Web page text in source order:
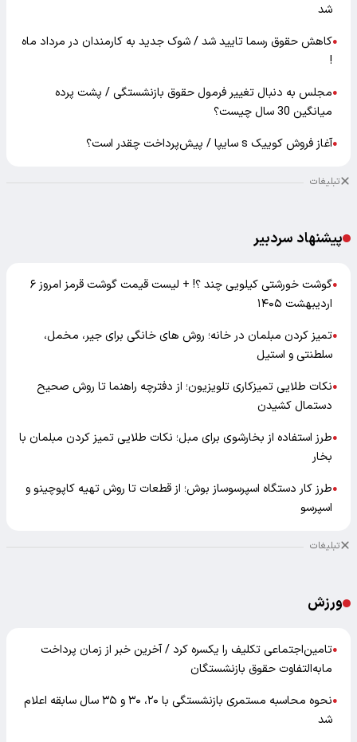
شد
●کاهش حقوق رسما تایید شد / شوک جدید به کارمندان در مرداد ماه
!
●مجلس به دنبال تغییر فرمول حقوق بازنشستگی / پشت پرده
میانگین 30 سال چیست؟
●آغاز فروش کوییک s سایپا / پیش‌پرداخت چقدر است؟
تبلیغات
پیشنهاد سردبیر
●
گوشت خورشتی کیلویی چند ؟! + لیست قیمت گوشت قرمز امروز ۶
اردیبهشت ۱۴۰۵
●تمیز کردن مبلمان در خانه؛ روش های خانگی برای جیر، مخمل،
سلطنتی و استیل
●نکات طلایی تمیزکاری تلویزیون؛ از دفترچه راهنما تا روش صحیح
دستمال کشیدن
●طرز استفاده از بخارشوی برای مبل؛ نکات طلایی تمیز کردن مبلمان با
بخار
●طرز کار دستگاه اسپرسوساز بوش؛ از قطعات تا روش تهیه کاپوچینو و
اسپرسو
تبلیغات
ورزش
●تامین‌اجتماعی تکلیف را یکسره کرد / آخرین خبر از زمان پرداخت
مابه‌التفاوت حقوق بازنشستگان
●
نحوه محاسبه مستمری بازنشستگی با ۲۰، ۳۰ و ۳۵ سال سابقه اعلام
شد